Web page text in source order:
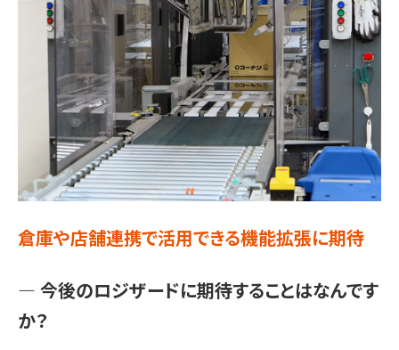
倉庫や店舗連携で活用できる機能拡張に期待
― 今後のロジザードに期待することはなんです
か？